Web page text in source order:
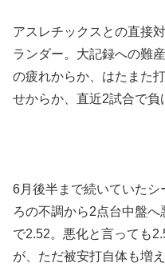
アスレチックスとの直接
ランダー。大記録への難
の疲れからか、はたまた
せからか、直近2試合で負
6月後半まで続いていたシ
ろの不調から2点台中盤
で2.52。悪化と言っても
が、ただ被安打自体も増